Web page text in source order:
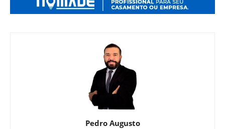
Pedro Augusto